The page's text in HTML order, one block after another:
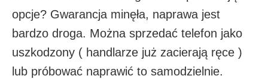
opcje? Gwarancja minęła, naprawa jest
bardzo droga. Można sprzedać telefon jako
uszkodzony ( handlarze już zacierają ręce )
lub próbować naprawić to samodzielnie.